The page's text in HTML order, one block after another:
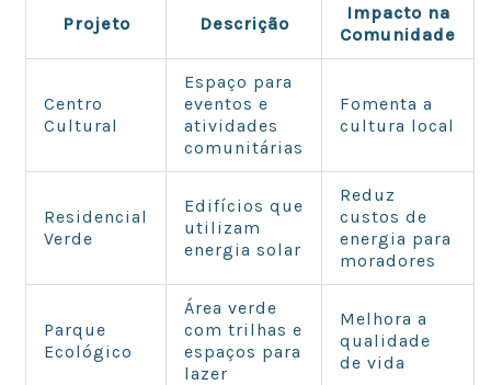
Projeto Descrição
Impacto na
Comunidade
Centro
Cultural
Espaço para
eventos e
atividades
comunitárias
Fomenta a
cultura local
Residencial
Verde
Edifícios que
utilizam
energia solar
Reduz
custos de
energia para
moradores
Parque
Ecológico
Área verde
com trilhas e
espaços para
lazer
Melhora a
qualidade
de vida